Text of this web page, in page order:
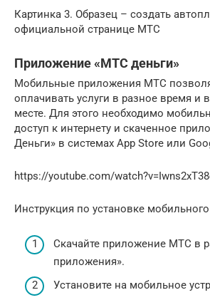
Картинка 3. Образец – создать
официальной странице МТС
Приложение «МТС деньги»
Мобильные приложения МТС
оплачивать услуги в разное время и
месте. Для этого необходимо
доступ к интернету и скаченное
Деньги» в системах App Store или
https://youtube.com/
Инструкция по установке
Скачайте приложение МТС в
приложения».
Установите на мобильное